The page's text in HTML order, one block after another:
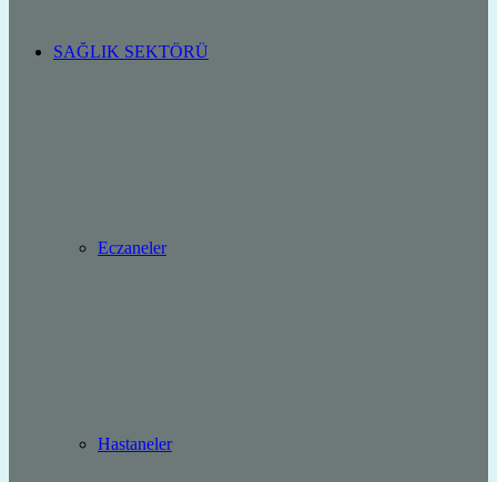
SAĞLIK SEKTÖRÜ
Eczaneler
Hastaneler